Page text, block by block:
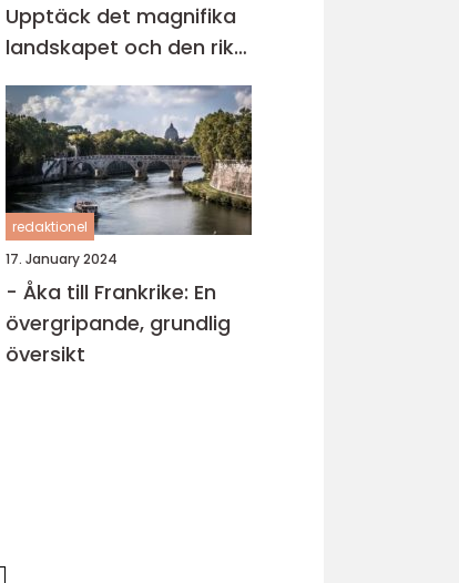
Upptäck det magnifika
landskapet och den rika
kulturen
redaktionel
17. January 2024
- Åka till Frankrike: En
övergripande, grundlig
översikt